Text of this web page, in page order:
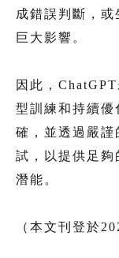
成錯誤判斷，
巨大影響。
因此，
型訓練和持續優
確，並透過嚴謹
試，以提供足夠
潛能。
（本文刊登於